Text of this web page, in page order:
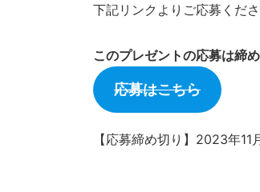
下記リンクよりご応募くださ
このプレゼントの応募は締
応募はこちら
【応募締め切り】2023年